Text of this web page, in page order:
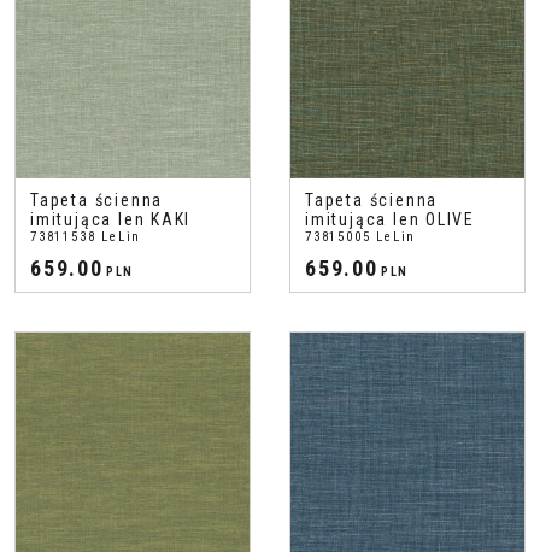
Tapeta ścienna
imitująca len KAKI
73811538 LeLin
659.00 PLN
Tapeta ścienna
imitująca len OLIVE
73815005 LeLin
659.00 PLN